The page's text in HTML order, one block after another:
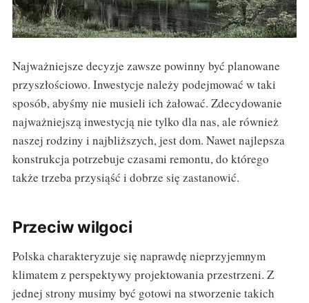
Najważniejsze decyzje zawsze powinny być planowane
przyszłościowo. Inwestycje należy podejmować w taki
sposób, abyśmy nie musieli ich żałować. Zdecydowanie
najważniejszą inwestycją nie tylko dla nas, ale również
naszej rodziny i najbliższych, jest dom. Nawet najlepsza
konstrukcja potrzebuje czasami remontu, do którego
także trzeba przysiąść i dobrze się zastanowić.
Przeciw wilgoci
Polska charakteryzuje się naprawdę nieprzyjemnym
klimatem z perspektywy projektowania przestrzeni. Z
jednej strony musimy być gotowi na stworzenie takich